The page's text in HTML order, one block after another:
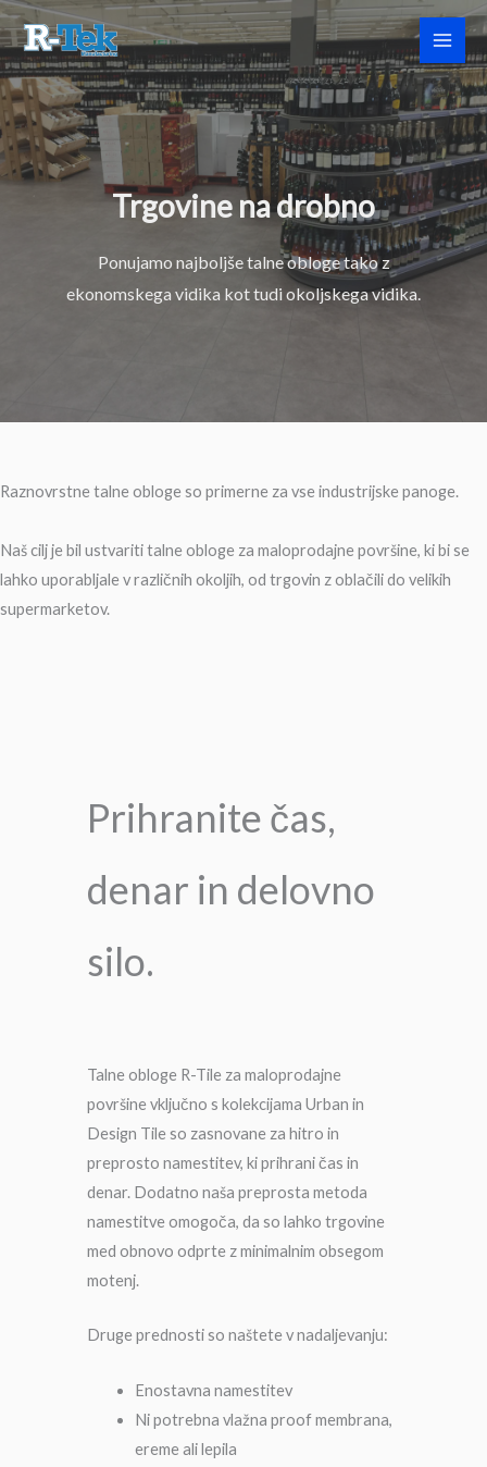
Skip
to
content
Trgovine na drobno
Ponujamo najboljše talne obloge tako z
ekonomskega vidika kot tudi okoljskega vidika.
Raznovrstne talne obloge so primerne za vse industrijske panoge.
Naš cilj je bil ustvariti talne obloge za maloprodajne površine, ki bi se
lahko uporabljale v različnih okoljih, od trgovin z oblačili do velikih
supermarketov.
Prihranite čas,
denar in delovno
silo.
Talne obloge R-Tile za maloprodajne
površine vključno s kolekcijama Urban in
Design Tile so zasnovane za hitro in
preprosto namestitev, ki prihrani čas in
denar. Dodatno naša preprosta metoda
namestitve omogoča, da so lahko trgovine
med obnovo odprte z minimalnim obsegom
motenj.
Druge prednosti so naštete v nadaljevanju:
Enostavna namestitev
Ni potrebna vlažna proof membrana,
ereme ali lepila